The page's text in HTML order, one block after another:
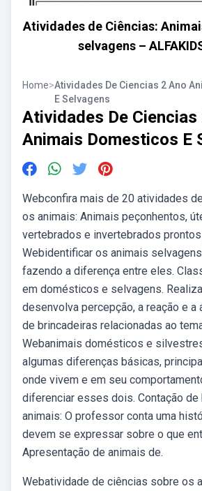
Atividades de Ciências:
selvagens –
Home>Atividades De Ciencias 2 Ano
E Selvagens
Atividades De Ciencias
Animais Domesticos E
Webconfira mais de 20 atividades
os animais: Animais peçonhentos,
vertebrados e invertebrados prontos
Webidentificar os animais
fazendo a diferença entre eles.
em domésticos e selvagens.
desenvolva percepção, a reação e a
de brincadeiras relacionadas ao
Webanimais domésticos e
algumas diferenças básicas,
onde vivem e em seu
diferenciar esses dois. Contação
animais: O professor conta uma
devem se expressar sobre o que
Apresentação de animais de.
Webatividade de ciências sobre os